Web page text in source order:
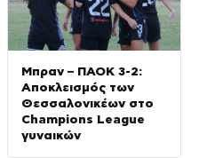
Μπραν – ΠΑΟΚ 3-2:
Αποκλεισμός των
Θεσσαλονικέων στο
Champions League
γυναικών